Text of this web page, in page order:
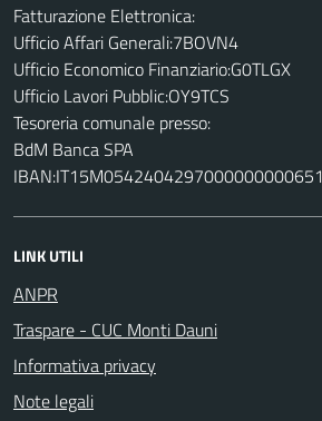
Fatturazione Elettronica:
Ufficio Affari Generali:7BOVN4
Ufficio Economico Finanziario:G0TLGX
Ufficio Lavori Pubblic:OY9TCS
Tesoreria comunale presso:
BdM Banca SPA
IBAN:IT15M0542404297000000000651
LINK UTILI
ANPR
Traspare - CUC Monti Dauni
Informativa privacy
Note legali